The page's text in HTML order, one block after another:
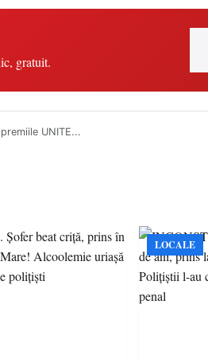
gratuit.
UNITE...
LOCALE